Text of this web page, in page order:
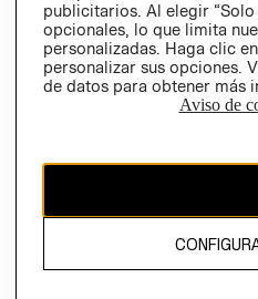
Ecuador ($)
CAMBIAR REGIÓN
El contenido de esta página web
propiedad de H&M Hennes &
publicitarios. Al elegir
opcionales, lo que limita
personalizadas. Haga clic
personalizar sus opciones.
de datos para obtener más
Aviso de